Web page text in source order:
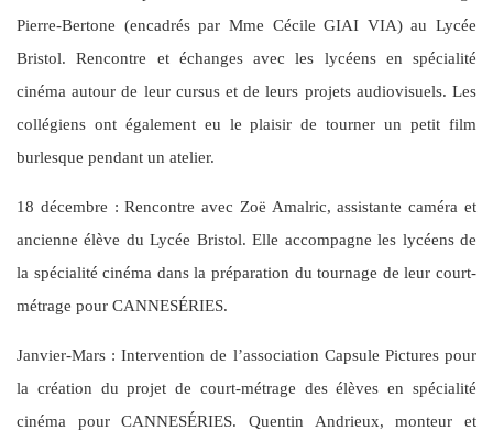
Pierre-Bertone (encadrés par Mme Cécile GIAI VIA) au Lycée
Bristol. Rencontre et échanges avec les lycéens en spécialité
cinéma autour de leur cursus et de leurs projets audiovisuels. Les
collégiens ont également eu le plaisir de tourner un petit film
burlesque pendant un atelier.
18 décembre : Rencontre avec Zoë Amalric, assistante caméra et
ancienne élève du Lycée Bristol. Elle accompagne les lycéens de
la spécialité cinéma dans la préparation du tournage de leur court-
métrage pour CANNESÉRIES.
Janvier-Mars : Intervention de l’association Capsule Pictures pour
la création du projet de court-métrage des élèves en spécialité
cinéma pour CANNESÉRIES. Quentin Andrieux, monteur et